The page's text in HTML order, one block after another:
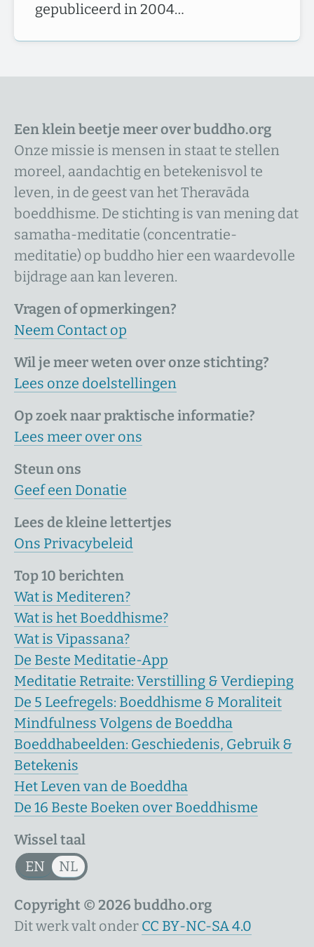
gepubliceerd in 2004…
Een klein beetje meer over buddho.org
Onze missie is mensen in staat te stellen
moreel, aandachtig en betekenisvol te
leven, in de geest van het Theravāda
boeddhisme. De stichting is van mening dat
samatha-meditatie (concentratie-
meditatie) op buddho hier een waardevolle
bijdrage aan kan leveren.
Vragen of opmerkingen?
Neem Contact op
Wil je meer weten over onze stichting?
Lees onze doelstellingen
Op zoek naar praktische informatie?
Lees meer over ons
Steun ons
Geef een Donatie
Lees de kleine lettertjes
Ons Privacybeleid
Top 10 berichten
Wat is Mediteren?
Wat is het Boeddhisme?
Wat is Vipassana?
De Beste Meditatie-App
Meditatie Retraite: Verstilling & Verdieping
De 5 Leefregels: Boeddhisme & Moraliteit
Mindfulness Volgens de Boeddha
Boeddhabeelden: Geschiedenis, Gebruik &
Betekenis
Het Leven van de Boeddha
De 16 Beste Boeken over Boeddhisme
Wissel taal
EN
NL
Copyright © 2026 buddho.org
Dit werk valt onder CC BY-NC-SA 4.0